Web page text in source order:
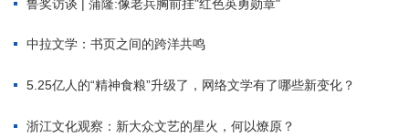
鲁奖访谈 | 蒲隆:像老兵胸前挂"红色英勇勋章"
中拉文学：书页之间的跨洋共鸣
5.25亿人的“精神食粮”升级了，网络文学有了哪些新变化？
浙江文化观察：新大众文艺的星火，何以燎原？